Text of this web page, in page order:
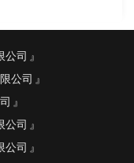
公司
公司
公司
公司